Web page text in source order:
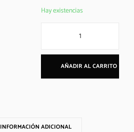
Hay existencias
AÑADIR AL CARRITO
INFORMACIÓN ADICIONAL